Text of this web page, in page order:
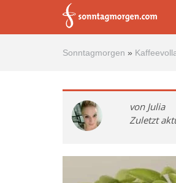
Skip to main content
Sonntagmorgen »
von Julia
Zuletzt